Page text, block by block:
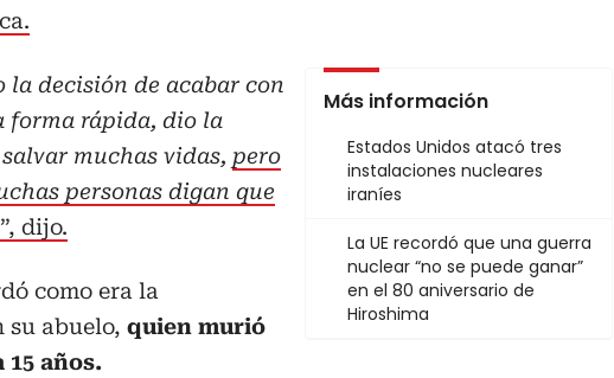
Más información
Estados Unidos atacó tres
instalaciones nucleares
iraníes
La UE recordó que una guerra
nuclear “no se puede ganar”
en el 80 aniversario de
Hiroshima
la decisión de acabar con
forma rápida, dio la
muchas vidas, pero
personas digan que
”, dijo.
como era la
su abuelo, quien murió
años.